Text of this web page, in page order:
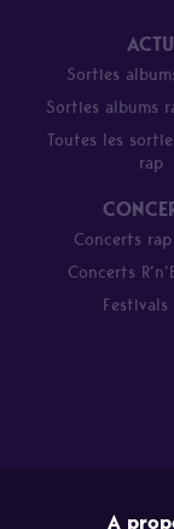
ACTU
Sorties
Sorties albums
Toutes les
rap
Concerts
Concerts
Festivals
A